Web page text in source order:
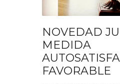
NOVEDAD
MEDIDA
FAVORABLE